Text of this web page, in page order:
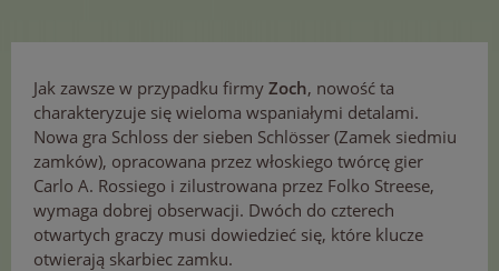
Jak zawsze w przypadku firmy Zoch, nowość ta
charakteryzuje się wieloma wspaniałymi detalami.
Nowa gra Schloss der sieben Schlösser (Zamek siedmiu
zamków), opracowana przez włoskiego twórcę gier
Carlo A. Rossiego i zilustrowana przez Folko Streese,
wymaga dobrej obserwacji. Dwóch do czterech
otwartych graczy musi dowiedzieć się, które klucze
otwierają skarbiec zamku.